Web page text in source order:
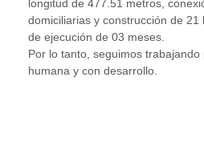
longitud de 477.51 metros,
domiciliarias y construcción de
de ejecución de 03 meses.
Por lo tanto, seguimos
humana y con desarrollo.